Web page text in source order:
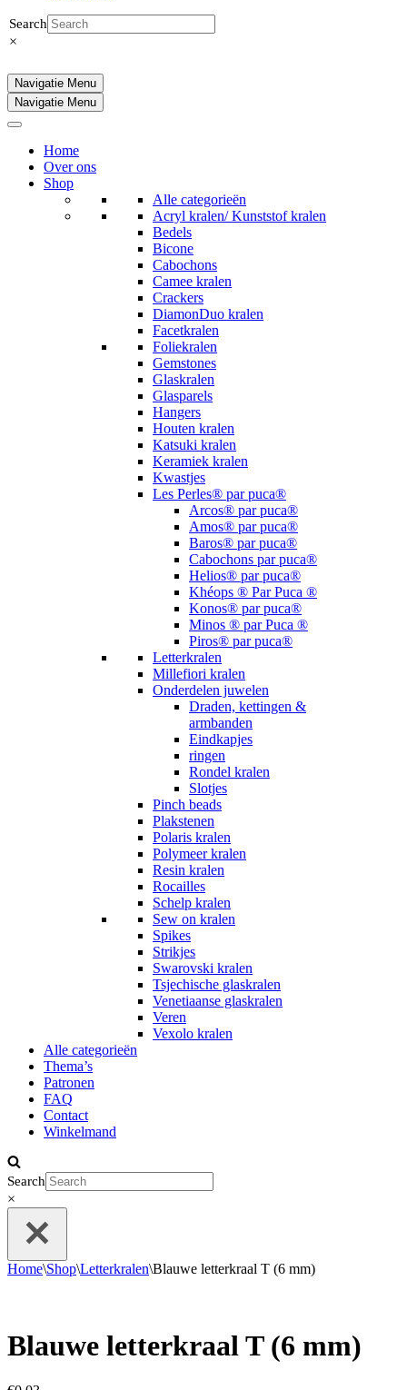
Search
×
Navigatie Menu
Navigatie Menu
Home
Over ons
Shop
Alle categorieën
Acryl kralen/ Kunststof kralen
Bedels
Bicone
Cabochons
Camee kralen
Crackers
DiamonDuo kralen
Facetkralen
Foliekralen
Gemstones
Glaskralen
Glasparels
Hangers
Houten kralen
Katsuki kralen
Keramiek kralen
Kwastjes
Les Perles® par puca®
Arcos® par puca®
Amos® par puca®
Baros® par puca®
Cabochons par puca®
Helios® par puca®
Khéops ® Par Puca ®
Konos® par puca®
Minos ® par Puca ®
Piros® par puca®
Letterkralen
Millefiori kralen
Onderdelen juwelen
Draden, kettingen &
armbanden
Eindkapjes
ringen
Rondel kralen
Slotjes
Pinch beads
Plakstenen
Polaris kralen
Polymeer kralen
Resin kralen
Rocailles
Schelp kralen
Sew on kralen
Spikes
Strikjes
Swarovski kralen
Tsjechische glaskralen
Venetiaanse glaskralen
Veren
Vexolo kralen
Alle categorieën
Thema’s
Patronen
FAQ
Contact
Winkelmand
Search
×
Home\Shop\Letterkralen\Blauwe letterkraal T (6 mm)
Blauwe letterkraal T (6 mm)